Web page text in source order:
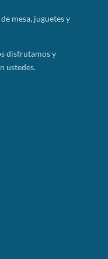
mesa, juguetes y
disfrutamos y
ustedes.